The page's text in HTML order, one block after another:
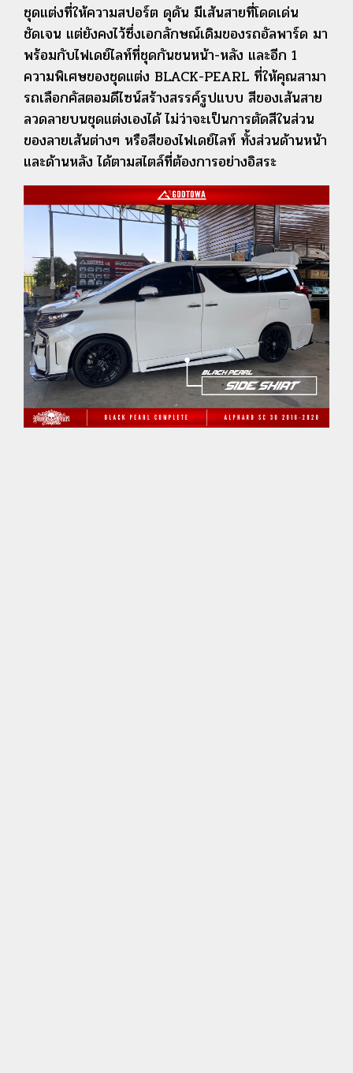
ชุดแต่งที่ให้ความสปอร์ต ดุดัน มีเส้นสายที่โดดเด่น
ชัดเจน แต่ยังคงไว้ซึ่งเอกลักษณ์เดิมของรถอัลพาร์ด มา
พร้อมกับไฟเดย์ไลท์ที่ชุดกันชนหน้า-หลัง และอีก 1
ความพิเศษของชุดแต่ง BLACK-PEARL ที่ให้คุณสามา
รถเลือกคัสตอมดีไซน์สร้างสรรค์รูปแบบ สีของเส้นสาย
ลวดลายบนชุดแต่งเองได้ ไม่ว่าจะเป็นการตัดสีในส่วน
ของลายเส้นต่างๆ หรือสีของไฟเดย์ไลท์ ทั้งส่วนด้านหน้า
และด้านหลัง ได้ตามสไตล์ที่ต้องการอย่างอิสระ